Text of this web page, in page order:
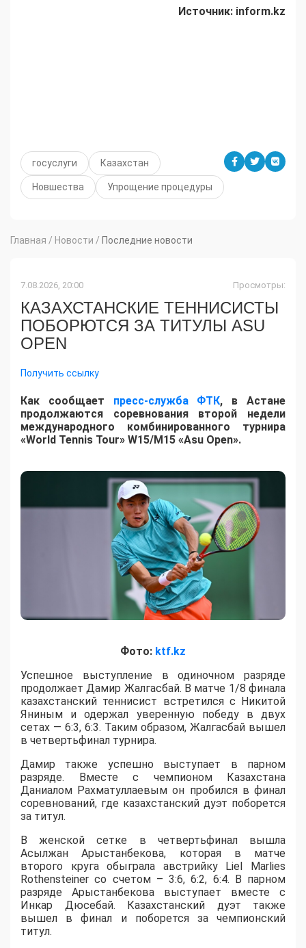
Источник: inform.kz
госуслуги Казахстан
Новшества Упрощение процедуры
Главная / Новости / Последние новости
7.08.2026, 20:00 Просмотры:
КАЗАХСТАНСКИЕ ТЕННИСИСТЫ
ПОБОРЮТСЯ ЗА ТИТУЛЫ ASU
OPEN
Получить ссылку
Как сообщает пресс-служба ФТК, в Астане
продолжаются соревнования второй недели
международного комбинированного турнира
«World Tennis Tour» W15/M15 «Asu Open».
Фото: ktf.kz
Успешное выступление в одиночном разряде
продолжает Дамир Жалгасбай. В матче 1/8 финала
казахстанский теннисист встретился с Никитой
Яниным и одержал уверенную победу в двух
сетах — 6:3, 6:3. Таким образом, Жалгасбай вышел
в четвертьфинал турнира.
Дамир также успешно выступает в парном
разряде. Вместе с чемпионом Казахстана
Даниалом Рахматуллаевым он пробился в финал
соревнований, где казахстанский дуэт поборется
за титул.
В женской сетке в четвертьфинал вышла
Асылжан Арыстанбекова, которая в матче
второго круга обыграла австрийку Liel Marlies
Rothensteiner со счетом – 3:6, 6:2, 6:4. В парном
разряде Арыстанбекова выступает вместе с
Инкар Дюсебай. Казахстанский дуэт также
вышел в финал и поборется за чемпионский
титул.